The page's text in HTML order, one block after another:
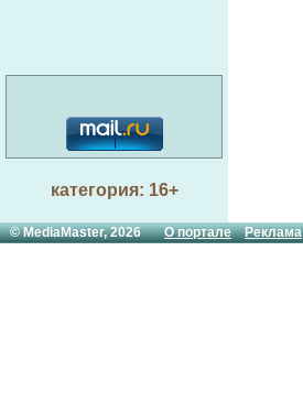
категория: 16+
© MediaMaster, 2026О портале Реклама